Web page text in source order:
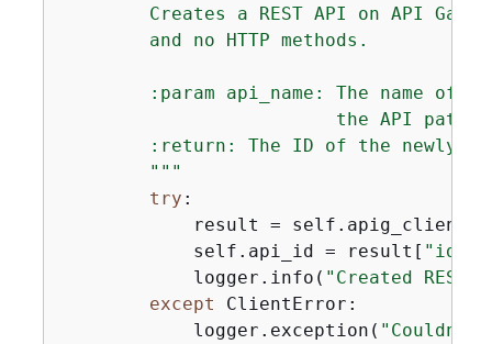
Creates a REST API on API
        and no HTTP methods.
:param api_name: The name of
                         the API path.
:return: The ID of the newly
        """
try :
result =
            self.api_id = result[
"id"
            logger.info(
"Created REST
except ClientError:
            logger.exception(
"Couldn't